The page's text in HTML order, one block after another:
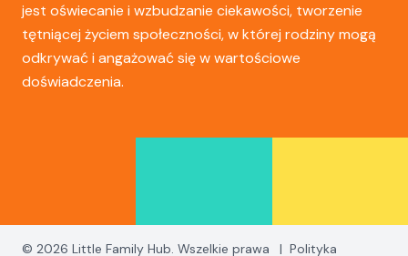
jest oświecanie i wzbudzanie ciekawości, tworzenie
tętniącej życiem społeczności, w której rodziny mogą
odkrywać i angażować się w wartościowe
doświadczenia.
© 2026 Little Family Hub. Wszelkie prawa | Polityka